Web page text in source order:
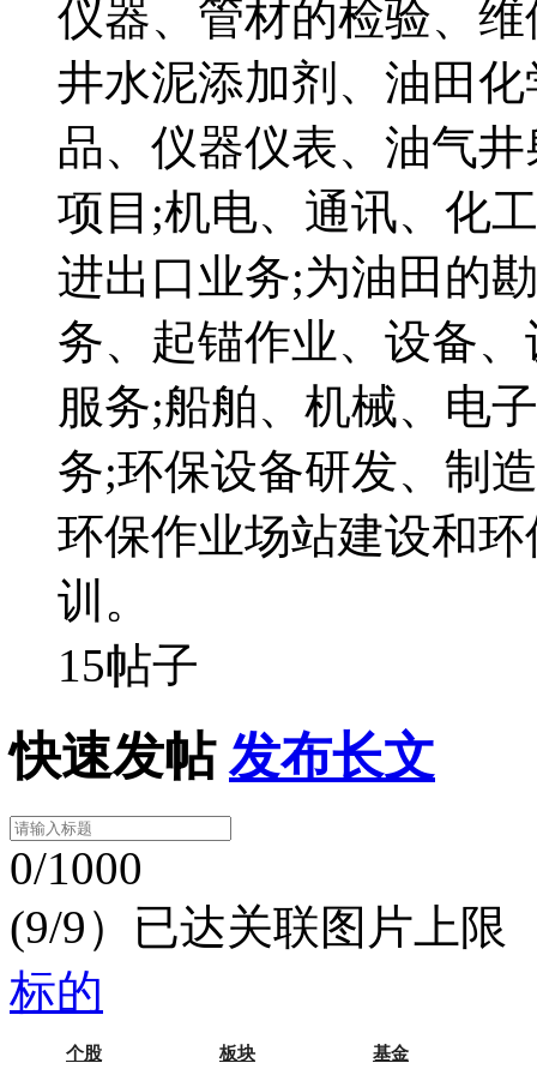
仪器、管材的检验、
井水泥添加剂、油田
品、仪器仪表、油气
项目;机电、通讯、化
进出口业务;为油田的
务、起锚作业、设备
服务;船舶、机械、电
务;环保设备研发、制
环保作业场站建设和
训。
15帖子
快速发帖 发布长文
0/1000
(9/9）已达关联图片上限
标的
个股 板块 基金